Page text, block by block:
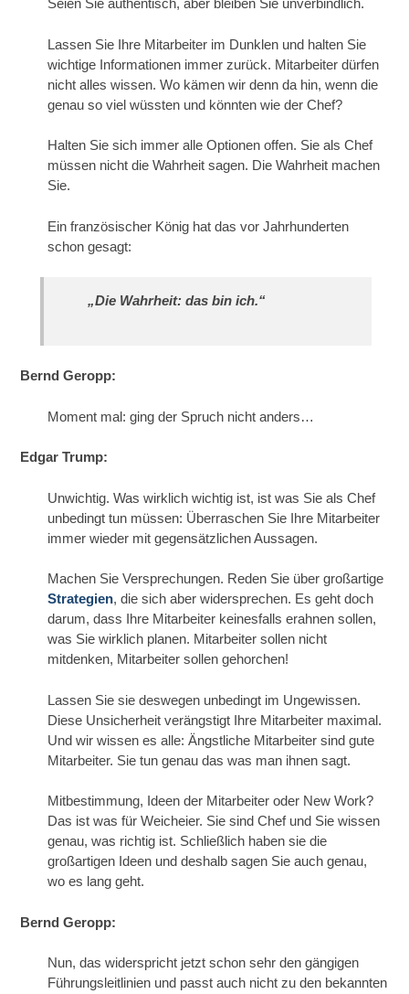
Seien Sie authentisch, aber bleiben Sie unverbindlich.
Lassen Sie Ihre Mitarbeiter im Dunklen und halten Sie
wichtige Informationen immer zurück. Mitarbeiter dürfen
nicht alles wissen. Wo kämen wir denn da hin, wenn die
genau so viel wüssten und könnten wie der Chef?
Halten Sie sich immer alle Optionen offen. Sie als Chef
müssen nicht die Wahrheit sagen. Die Wahrheit machen
Sie.
Ein französischer König hat das vor Jahrhunderten
schon gesagt:
„Die Wahrheit: das bin ich.“
Bernd Geropp:
Moment mal: ging der Spruch nicht anders…
Edgar Trump:
Unwichtig. Was wirklich wichtig ist, ist was Sie als Chef
unbedingt tun müssen: Überraschen Sie Ihre Mitarbeiter
immer wieder mit gegensätzlichen Aussagen.
Machen Sie Versprechungen. Reden Sie über großartige
Strategien, die sich aber widersprechen. Es geht doch
darum, dass Ihre Mitarbeiter keinesfalls erahnen sollen,
was Sie wirklich planen. Mitarbeiter sollen nicht
mitdenken, Mitarbeiter sollen gehorchen!
Lassen Sie sie deswegen unbedingt im Ungewissen.
Diese Unsicherheit verängstigt Ihre Mitarbeiter maximal.
Und wir wissen es alle: Ängstliche Mitarbeiter sind gute
Mitarbeiter. Sie tun genau das was man ihnen sagt.
Mitbestimmung, Ideen der Mitarbeiter oder New Work?
Das ist was für Weicheier. Sie sind Chef und Sie wissen
genau, was richtig ist. Schließlich haben sie die
großartigen Ideen und deshalb sagen Sie auch genau,
wo es lang geht.
Bernd Geropp:
Nun, das widerspricht jetzt schon sehr den gängigen
Führungsleitlinien und passt auch nicht zu den bekannten